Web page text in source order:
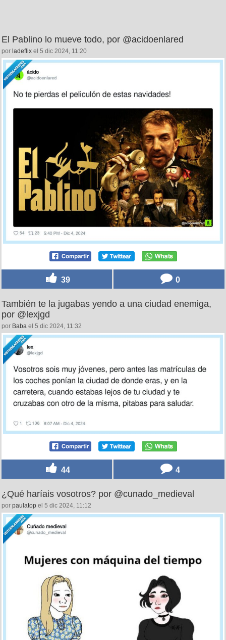
El Pablino lo mueve todo, por @acidoenlared
por ladeflix el 5 dic 2024, 11:20
39 0
También te la jugabas yendo a una ciudad enemiga,
por @lexjgd
por Baba el 5 dic 2024, 11:32
44 4
¿Qué haríais vosotros? por @cunado_medieval
por paulatop el 5 dic 2024, 11:12